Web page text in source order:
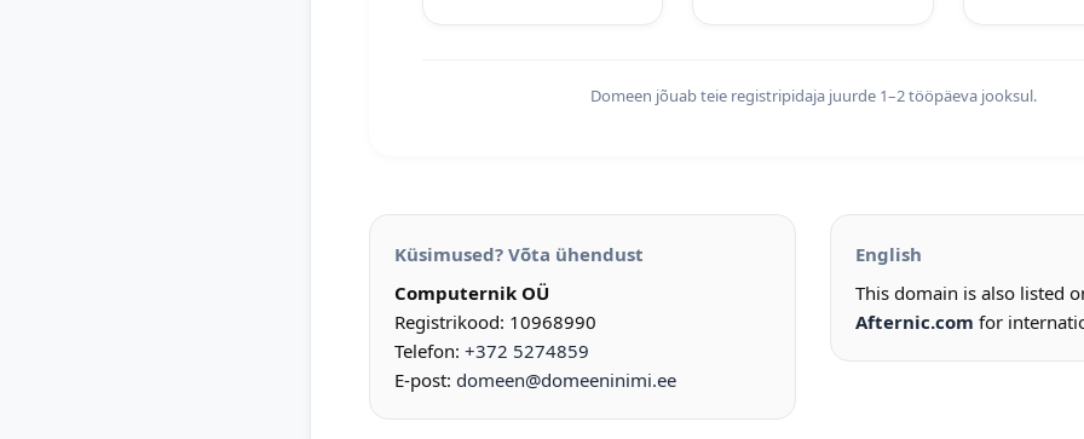
Domeen jõuab teie registripidaja juurde 1–2 tööpäeva jooksul.
Küsimused? Võta ühendust
Computernik OÜ
Registrikood: 10968990
Telefon: +372 5274859
E-post: domeen@domeeninimi.ee
English
This domain is also listed
Afternic.com for